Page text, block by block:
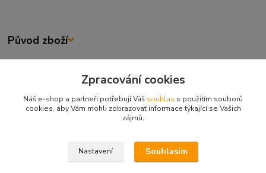
Původ zboží
Zboží zařazeno v kategoriích
OUTDOOR
Oblečení
Zpracování cookies
Náš e-shop a partneři potřebují Váš souhlas s použitím souborů
cookies, aby Vám mohli zobrazovat informace týkající se Vašich
zájmů.
Nastavení Souhlasím